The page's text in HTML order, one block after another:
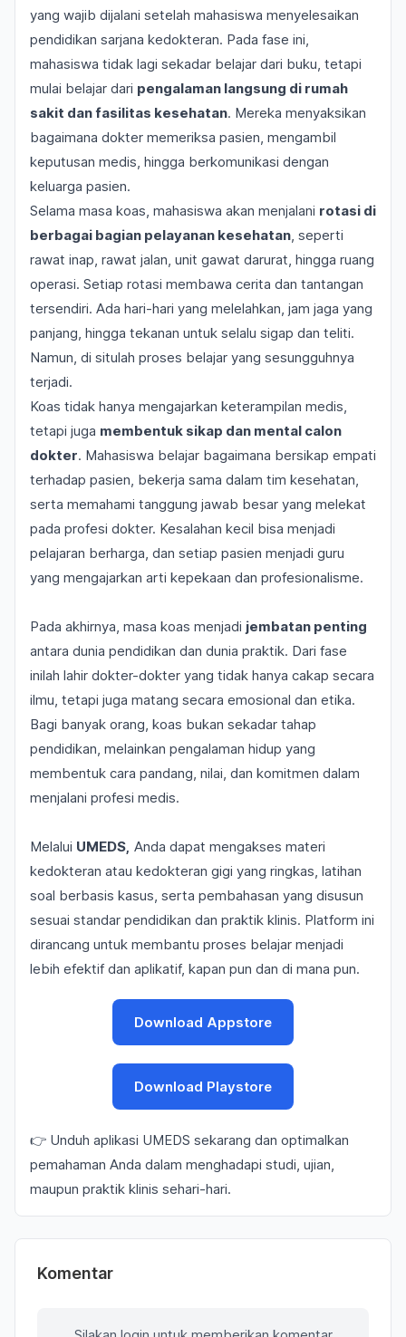
yang wajib dijalani setelah mahasiswa menyelesaikan
pendidikan sarjana kedokteran. Pada fase ini,
mahasiswa tidak lagi sekadar belajar dari buku, tetapi
mulai belajar dari pengalaman langsung di rumah
sakit dan fasilitas kesehatan. Mereka menyaksikan
bagaimana dokter memeriksa pasien, mengambil
keputusan medis, hingga berkomunikasi dengan
keluarga pasien.
Selama masa koas, mahasiswa akan menjalani rotasi di
berbagai bagian pelayanan kesehatan, seperti
rawat inap, rawat jalan, unit gawat darurat, hingga ruang
operasi. Setiap rotasi membawa cerita dan tantangan
tersendiri. Ada hari-hari yang melelahkan, jam jaga yang
panjang, hingga tekanan untuk selalu sigap dan teliti.
Namun, di situlah proses belajar yang sesungguhnya
terjadi.
Koas tidak hanya mengajarkan keterampilan medis,
tetapi juga membentuk sikap dan mental calon
dokter. Mahasiswa belajar bagaimana bersikap empati
terhadap pasien, bekerja sama dalam tim kesehatan,
serta memahami tanggung jawab besar yang melekat
pada profesi dokter. Kesalahan kecil bisa menjadi
pelajaran berharga, dan setiap pasien menjadi guru
yang mengajarkan arti kepekaan dan profesionalisme.
Pada akhirnya, masa koas menjadi jembatan penting
antara dunia pendidikan dan dunia praktik. Dari fase
inilah lahir dokter-dokter yang tidak hanya cakap secara
ilmu, tetapi juga matang secara emosional dan etika.
Bagi banyak orang, koas bukan sekadar tahap
pendidikan, melainkan pengalaman hidup yang
membentuk cara pandang, nilai, dan komitmen dalam
menjalani profesi medis.
Melalui UMEDS, Anda dapat mengakses materi
kedokteran atau kedokteran gigi yang ringkas, latihan
soal berbasis kasus, serta pembahasan yang disusun
sesuai standar pendidikan dan praktik klinis. Platform ini
dirancang untuk membantu proses belajar menjadi
lebih efektif dan aplikatif, kapan pun dan di mana pun.
Download Appstore
Download Playstore
👉 Unduh aplikasi UMEDS sekarang dan optimalkan
pemahaman Anda dalam menghadapi studi, ujian,
maupun praktik klinis sehari-hari.
Komentar